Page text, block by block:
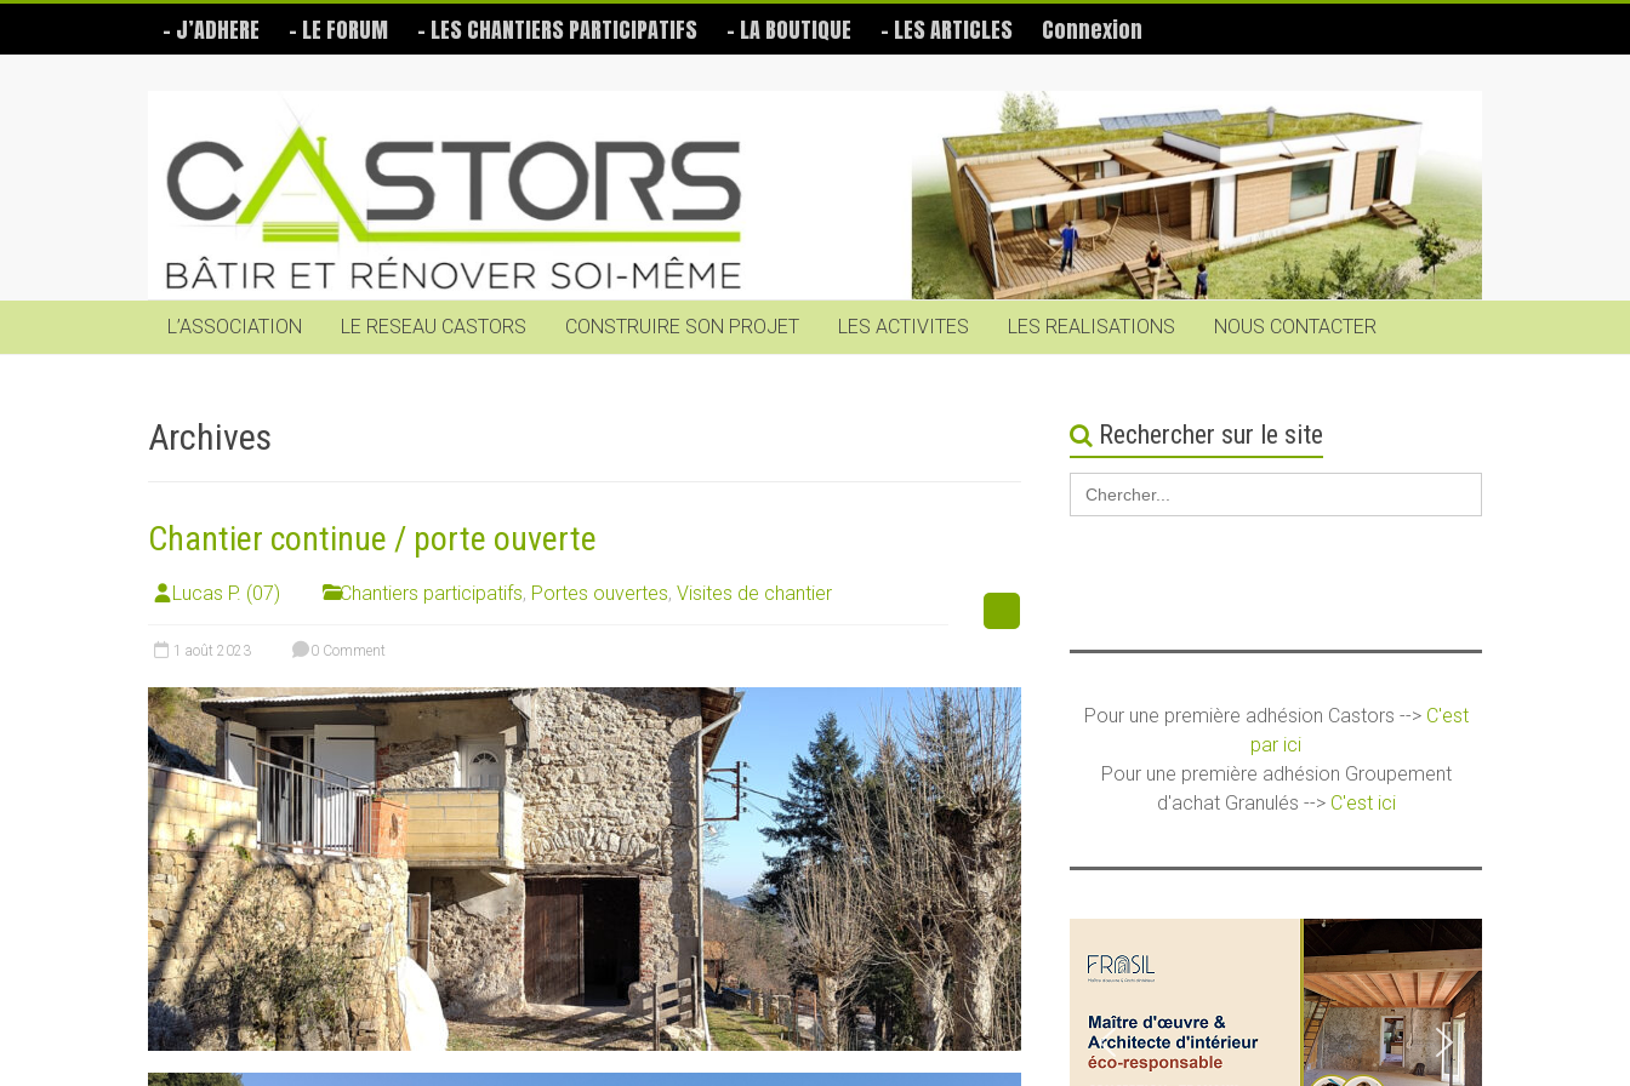
content
– J’ADHERE – LE FORUM – LES CHANTIERS PARTICIPATIFS – LA BOUTIQUE – LES ARTICLES Connexion
Castors
Bâtir
soi-
même
L’ASSOCIATION
LE RESEAU CASTORS CONSTRUIRE SON PROJET LES ACTIVITES LES REALISATIONS NOUS CONTACTER
Archives
Chantier continue / porte ouverte
Lucas P. (07) Chantiers participatifs, Portes ouvertes, Visites de chantier
1 août 2023 0 Comment
Rechercher sur le site
Search
for:
Pour une première adhésion Castors --> C'est
par ici
Pour une première adhésion Groupement
d'achat Granulés --> C'est ici